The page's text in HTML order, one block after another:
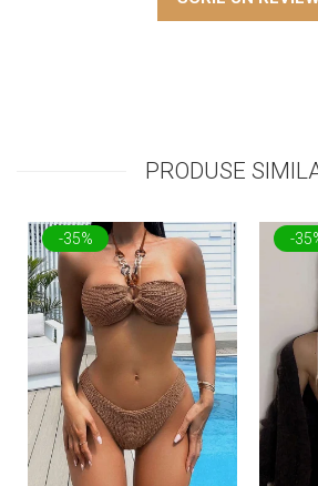
PRODUSE
-35% -